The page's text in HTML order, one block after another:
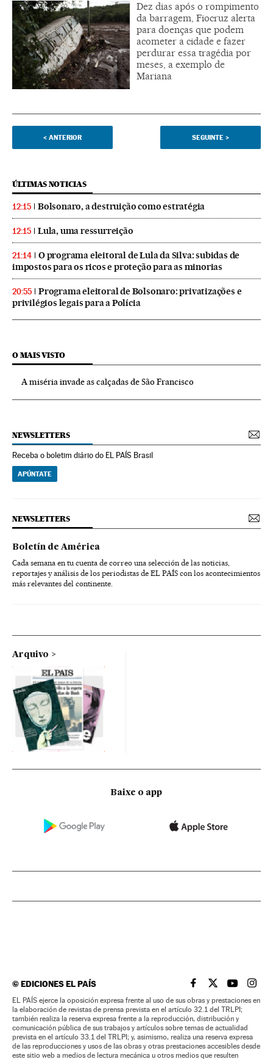
Dez dias após o rompimento
da barragem, Fiocruz alerta
para doenças que podem
acometer a cidade e fazer
perdurar essa tragédia por
meses, a exemplo de
Mariana
< ANTERIOR SEGUINTE >
ÚLTIMAS NOTICIAS
12:15 Bolsonaro, a destruição como estratégia
12:15 Lula, uma ressurreição
21:14
O programa eleitoral de Lula da Silva: subidas de
impostos para os ricos e proteção para as minorias
20:55
Programa eleitoral de Bolsonaro: privatizações e
privilégios legais para a Polícia
O MAIS VISTO
A miséria invade as calçadas de São Francisco
NEWSLETTERS
Receba o boletim diário do EL PAÍS Brasil
APÚNTATE
NEWSLETTERS
Boletín de América
Cada semana en tu cuenta de correo una selección de las noticias,
reportajes y análisis de los periodistas de EL PAÍS con los acontecimientos
más relevantes del continente.
Arquivo
Baixe o app
©EDICIONES EL PAÍS EL PAÍS BRASIL EN
EL PAÍSEL PAÍS
EL
EL PAÍS ejerce la oposición expresa frente al uso de sus obras y prestaciones en
la elaboración de revistas de prensa prevista en el artículo 32.1 del TRLPI;
también realiza la reserva expresa frente a la reproducción, distribución y
comunicación pública de sus trabajos y artículos sobre temas de actualidad
prevista en el artículo 33.1 del TRLPI; y, asimismo, realiza una reserva expresa
de las reproducciones y usos de las obras y otras prestaciones accesibles desde
este sitio web a medios de lectura mecánica u otros medios que resulten